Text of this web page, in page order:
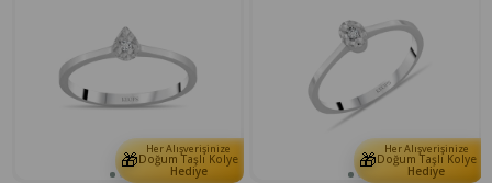
🎁 Her Alışverişinize
Doğum Taşlı Kolye
Hediye 🎁 Her Alışverişinize
Doğum Taşlı Kolye
Hediye